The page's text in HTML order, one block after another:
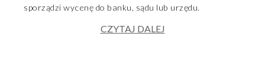
sporządzi wycenę do banku, sądu lub urzędu.
CZYTAJ DALEJ